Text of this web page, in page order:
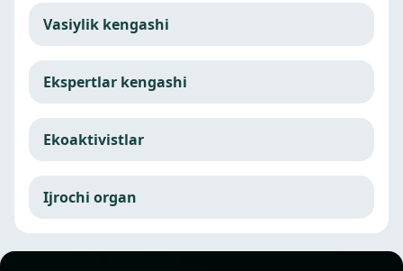
Vasiylik kengashi
Ekspertlar kengashi
Ekoaktivistlar
Ijrochi organ